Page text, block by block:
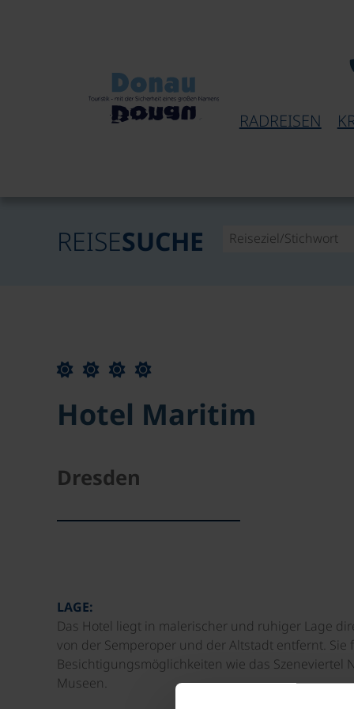
RADREISEN
REISESUCHE
Hotel Maritim
Dresden
LAGE:
Das Hotel liegt in malerischer und ruhiger Lage
von der Semperoper und der Altstadt entfernt.
Besichtigungsmöglichkeiten wie das
Museen.